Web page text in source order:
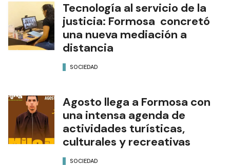
Tecnología al servicio de la
justicia: Formosa concretó
una nueva mediación a
distancia
SOCIEDAD
Agosto llega a Formosa con
una intensa agenda de
actividades turísticas,
culturales y recreativas
SOCIEDAD